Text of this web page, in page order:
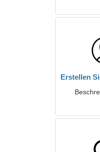
Erstellen